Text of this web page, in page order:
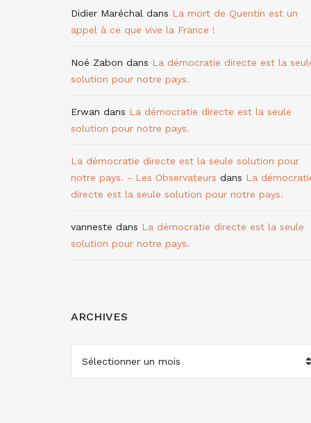
Didier Maréchal dans La mort de Quentin est un
appel à ce que vive la France !
Noé Zabon dans La démocratie directe est la
solution pour notre pays.
Erwan dans La démocratie directe est la seule
solution pour notre pays.
La démocratie directe est la seule solution pour
notre pays. - Les Observateurs dans La
directe est la seule solution pour notre pays.
vanneste dans La démocratie directe est la seule
solution pour notre pays.
ARCHIVES
ARCHIVES